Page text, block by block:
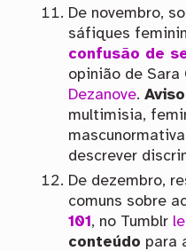
De novembro,
sáfiques
confusão de
opinião de Sara
Dezanove.
multimisia,
descrever
De dezembro,
comuns sobre
101 , no Tumblr
conteúdo para